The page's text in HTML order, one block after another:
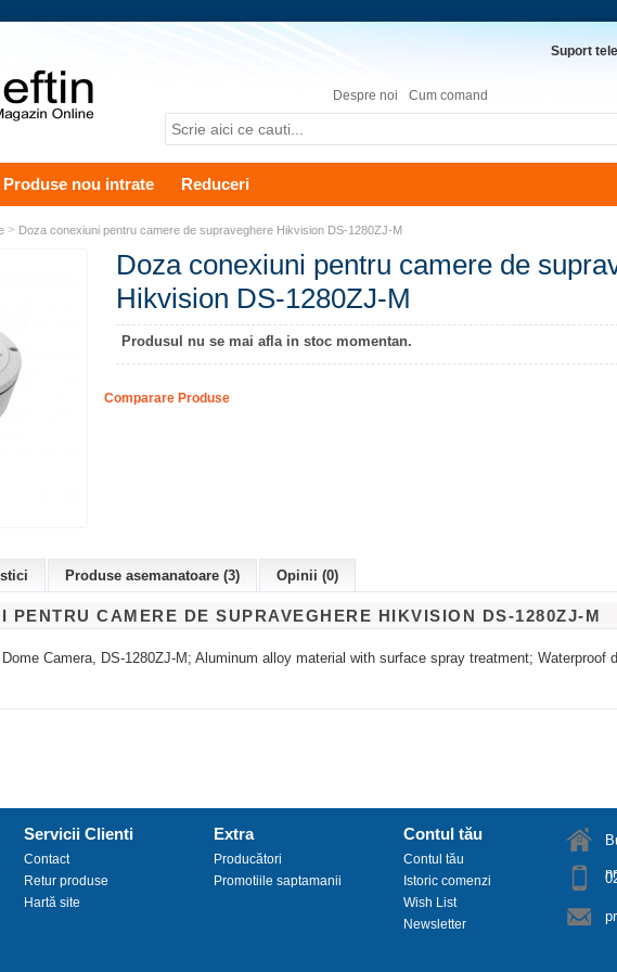
Suport
Despre noi Cum comand
Produse nou intrate Reduceri
> Doza conexiuni pentru camere de supraveghere Hikvision DS-1280ZJ-M
Doza conexiuni pentru camere de
Hikvision DS-1280ZJ-M
Produsul nu se mai afla in stoc momentan.
Comparare Produse
Produse asemanatoare (3) Opinii (0)
PENTRU CAMERE DE SUPRAVEGHERE HIKVISION DS-1280ZJ-M
Camera, DS-1280ZJ-M; Aluminum alloy material with surface spray treatment; Waterproof
Servicii Clienti
Contact
Retur produse
Hartă site
Extra
Producători
Promotiile saptamanii
Contul tău
Contul tău
Istoric comenzi
Wish List
Newsletter